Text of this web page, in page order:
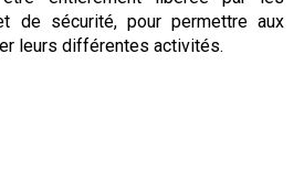
de sécurité, pour permettre aux
leurs différentes activités.